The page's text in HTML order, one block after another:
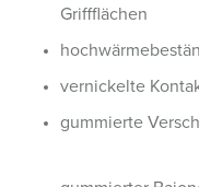
Griffflächen
vernickelte
gummierte